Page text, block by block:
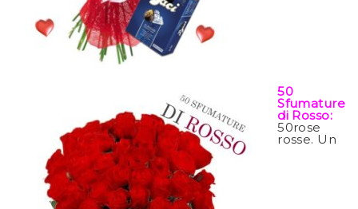
50
Sfumature
di Rosso:
50rose
rosse. Un